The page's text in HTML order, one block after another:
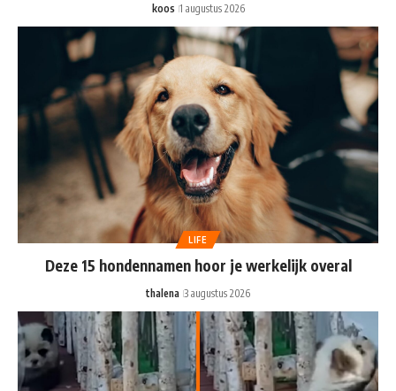
koos 1 augustus 2026
LIFE
Deze 15 hondennamen hoor je werkelijk overal
thalena 3 augustus 2026